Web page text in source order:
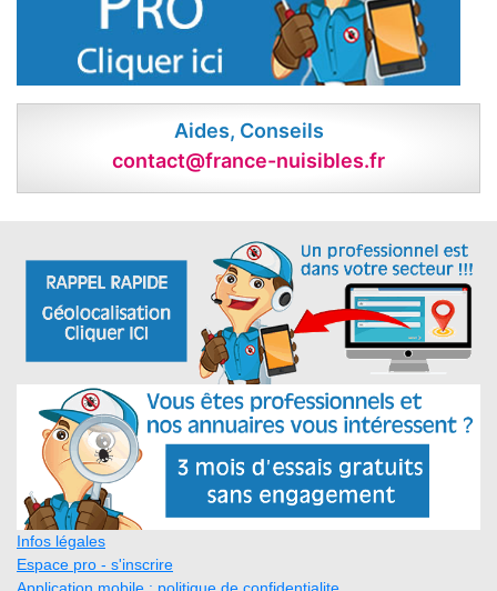
Aides, Conseils
contact@france-nuisibles.fr
Infos légales
Espace pro - s'inscrire